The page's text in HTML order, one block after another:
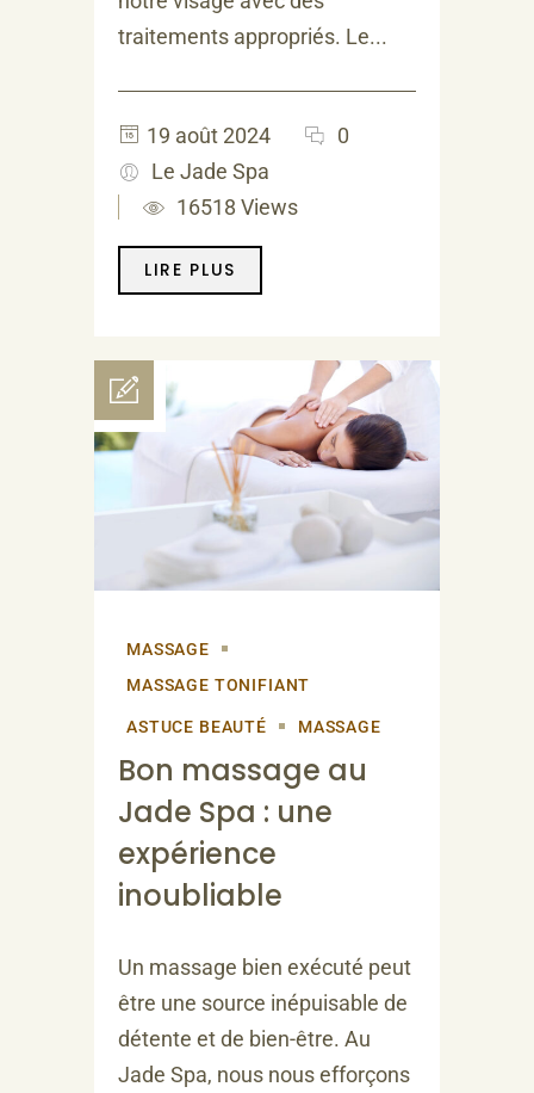
traitements appropriés. Le...
19 août 2024
0
Le Jade Spa
16518 Views
LIRE PLUS
MASSAGE
MASSAGE TONIFIANT
ASTUCE BEAUTÉ MASSAGE
Bon massage au
Jade Spa : une
expérience
inoubliable
Un massage bien exécuté peut
être une source inépuisable de
détente et de bien-être. Au
Jade Spa, nous nous efforçons